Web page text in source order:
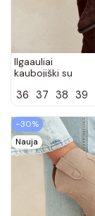
Ilgaauliai
kaubojiški su
šokolado spalvos
36 37 38 39
−30%
Nauja